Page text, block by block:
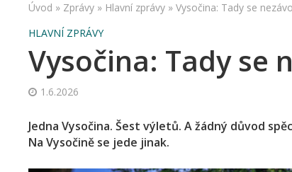
Úvod » Zprávy » Hlavní zprávy » Vysočina: Tady se
HLAVNÍ ZPRÁVY
Vysočina: Tady se
1.6.2026
Jedna Vysočina. Šest výletů. A žádný důvod
Na Vysočině se jede jinak.